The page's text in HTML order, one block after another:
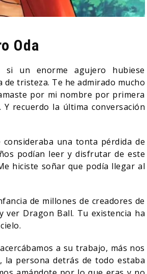
Oda
si un enorme agujero hubiese
tristeza. Te he admirado mucho
por mi nombre por primera
recuerdo la última conversación
una tonta pérdida de
podían leer y disfrutar de este
hiciste soñar que podía llegar al
de millones de creadores de
ver Dragon Ball. Tu existencia ha
a su trabajo, más nos
la persona detrás de todo estaba